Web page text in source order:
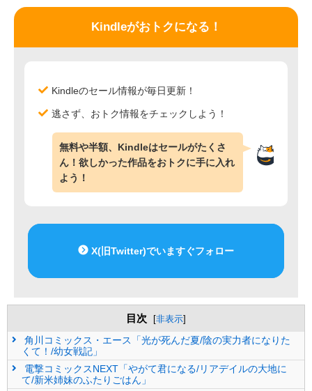
Kindleがおトクになる！
Kindleのセール情報が毎日更新！
逃さず、おトク情報をチェックしよう！
無料や半額、Kindleはセールがたくさ
ん！欲しかった作品をおトクに手に入れ
よう！
X(旧Twitter)でいますぐフォロー
目次 [非表示]
角川コミックス・エース「光が死んだ夏/陰の実力者になりた
くて！/幼女戦記」
電撃コミックスNEXT「やがて君になる/リアデイルの大地に
て/新米姉妹のふたりごはん」